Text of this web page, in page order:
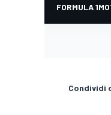
Condividi